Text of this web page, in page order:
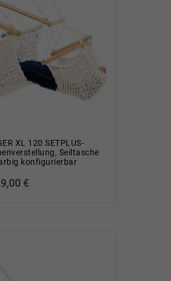
XL 120 SETPLUS-
Seiltasche
konfigurierbar
€